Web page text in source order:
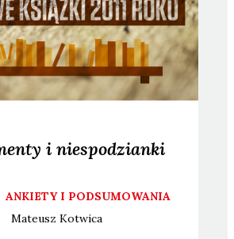
i niespodzianki
ANKIETY I PODSUMOWANIA
Mateusz Kotwica